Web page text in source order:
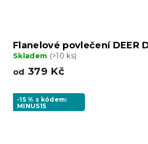
Flanelové povlečení DEER
Skladem (>10 ks)
od 379 Kč
-15 % s kódem:
MINUS15